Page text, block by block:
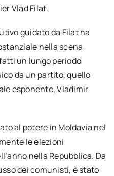
Vlad Filat.
guidato da Filat ha
nella scena
un lungo periodo
da un partito, quello
esponente, Vladimir
al potere in Moldavia nel
le elezioni
nella Repubblica. Da
dei comunisti, è stato